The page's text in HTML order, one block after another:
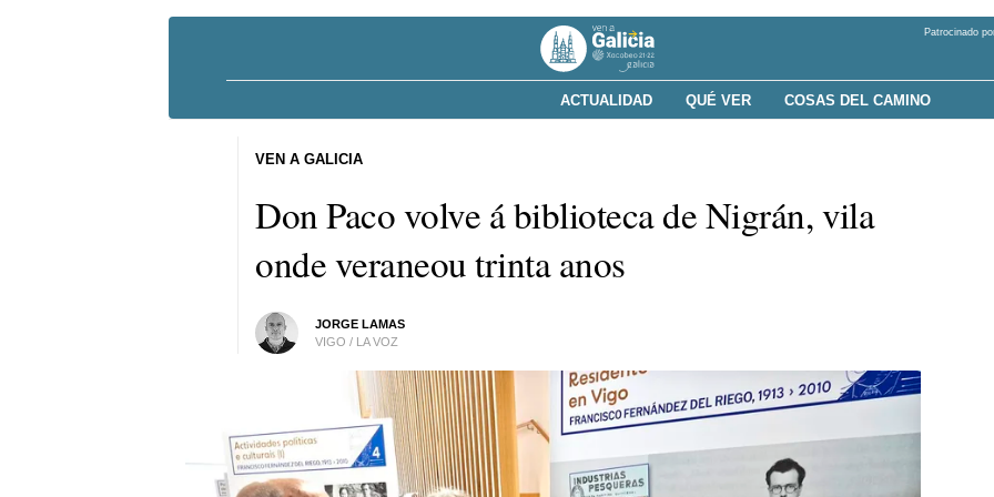
Patrocinado
ACTUALIDAD QUÉ VER COSAS DEL CAMINO
Don Paco volve á biblioteca de Nigrán, vila
onde veraneou trinta anos
JORGE LAMAS
VIGO / LA VOZ
VEN A GALICIA